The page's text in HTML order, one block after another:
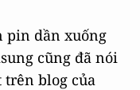
pin dần xuống
cũng đã nói
blog của